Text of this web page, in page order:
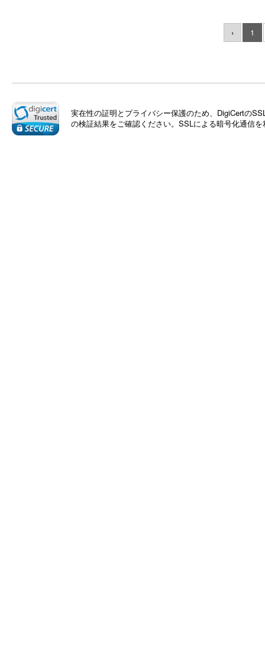
‹ 1
実在性の証明とプライバシー保護のため、DigiCertの
の検証結果をご確認ください。SSLによる暗号化通信